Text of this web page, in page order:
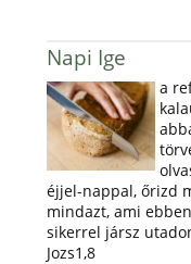
Napi Ige
a
éjjel-nappal, őrizd
mindazt, ami
sikerrel jársz
Jozs1,8